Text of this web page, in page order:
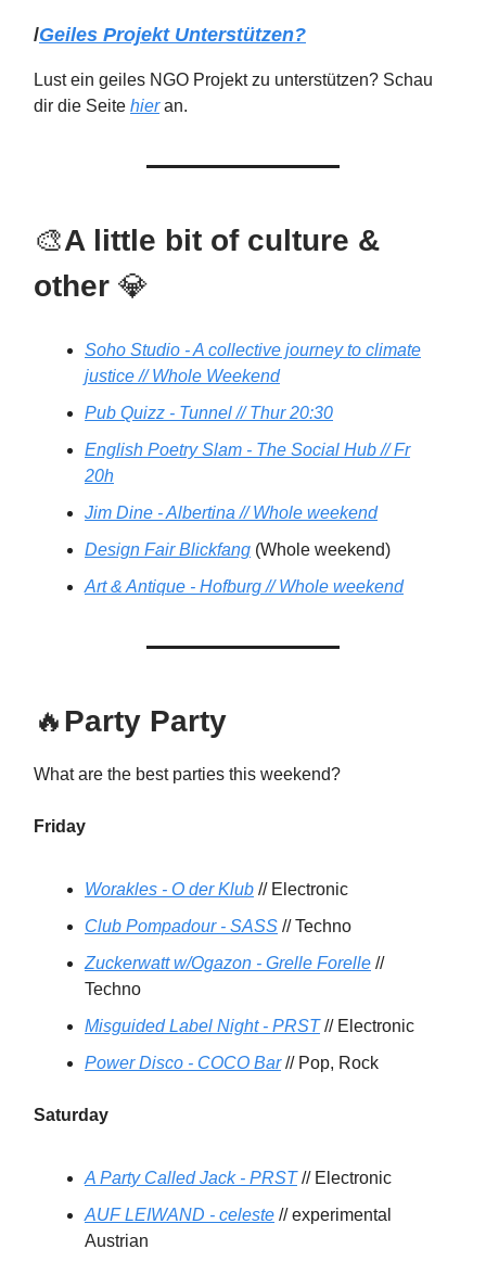
/Geiles Projekt Unterstützen?
Lust ein geiles NGO Projekt zu unterstützen? Schau
dir die Seite hieran.
🎨A little bit of culture &
other 💎
Soho Studio - A collective journey to climate
justice // Whole Weekend
Pub Quizz - Tunnel // Thur 20:30
English Poetry Slam - The Social Hub // Fr
20h
Jim Dine - Albertina // Whole weekend
Design Fair Blickfang (Whole weekend)
Art & Antique - Hofburg // Whole weekend
🔥Party Party
What are the best parties this weekend?
Friday
Worakles - O der Klub // Electronic
Club Pompadour - SASS // Techno
Zuckerwatt w/Ogazon - Grelle Forelle //
Techno
Misguided Label Night - PRST// Electronic
Power Disco - COCO Bar// Pop, Rock
Saturday
A Party Called Jack - PRST// Electronic
AUF LEIWAND - celeste // experimental
Austrian